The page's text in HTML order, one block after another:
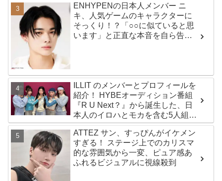
ENHYPENの日本人メンバー ニ
キ、人気ゲームのキャラクターに
そっくり！？「○○に似ていると思
います」と正直な本音を自ら告
ILLIT のメンバーとプロフィールを
紹介！ HYBEオーディション番組
『R U Next？』から誕生した、日
本人のイロハとモカを含む5人組ガ
ールズグループ！ デビュー曲
「Magnetic」がいきなりの大ヒッ
ト
ATTEZ サン、すっぴんがイケメン
すぎる！ ステージ上でのカリスマ
的な雰囲気から一変、ピュア感あ
ふれるビジュアルに視線殺到